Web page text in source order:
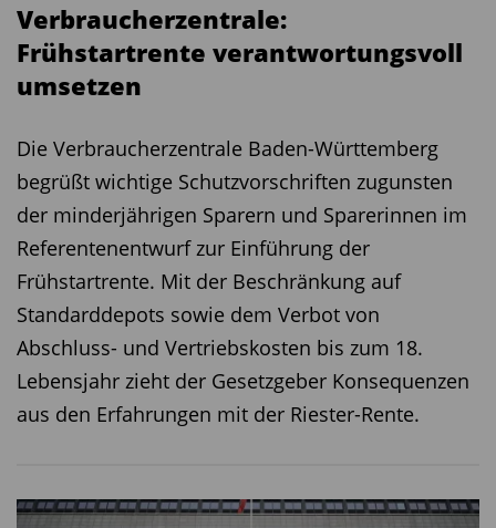
Verbraucherzentrale:
Frühstartrente verantwortungsvoll
umsetzen ­ ­ ­ ­ ­ ­
Die Verbraucherzentrale Baden-Württemberg
begrüßt wichtige Schutzvorschriften zugunsten
der minderjährigen Sparern und Sparerinnen im
Referentenentwurf zur Einführung der
Frühstartrente. Mit der Beschränkung auf
Standarddepots sowie dem Verbot von
Abschluss- und Vertriebskosten bis zum 18.
Lebensjahr zieht der Gesetzgeber Konsequenzen
aus den Erfahrungen mit der Riester-Rente.